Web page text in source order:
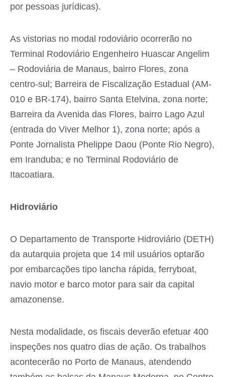
por pessoas jurídicas).
As vistorias no modal rodoviário ocorrerão no
Terminal Rodoviário Engenheiro Huascar Angelim
– Rodoviária de Manaus, bairro Flores, zona
centro-sul; Barreira de Fiscalização Estadual (AM-
010 e BR-174), bairro Santa Etelvina, zona norte;
Barreira da Avenida das Flores, bairro Lago Azul
(entrada do Viver Melhor 1), zona norte; após a
Ponte Jornalista Phelippe Daou (Ponte Rio Negro),
em Iranduba; e no Terminal Rodoviário de
Itacoatiara.
Hidroviário
O Departamento de Transporte Hidroviário (DETH)
da autarquia projeta que 14 mil usuários optarão
por embarcações tipo lancha rápida, ferryboat,
navio motor e barco motor para sair da capital
amazonense.
Nesta modalidade, os fiscais deverão efetuar 400
inspeções nos quatro dias de ação. Os trabalhos
acontecerão no Porto de Manaus, atendendo